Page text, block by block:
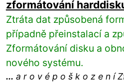
zformátování
Ztráta dat způsobená
případně přeinstalací a
Zformátování disku a
nového systému.
... a r o v é p o š k o z e n í